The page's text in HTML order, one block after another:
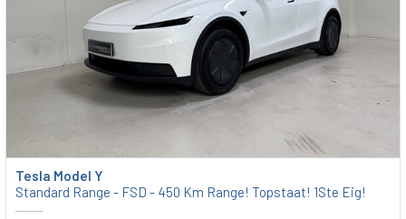
Tesla Model Y
Standard Range - FSD - 450 Km Range! Topstaat! 1Ste Eig!